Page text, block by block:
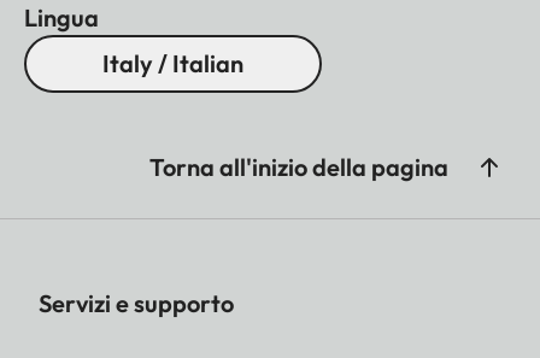
Lingua
Italy / Italian
Torna all'inizio della pagina
Servizi e supporto